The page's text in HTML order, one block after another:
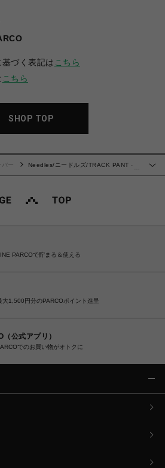
づく表記は こちら
こちら
SHOP TOP
…
バー
Needles/ニードルズ/TRACK PANT -
PARCOで貯まる＆使える
大1,500円分のPARCOポイント進呈
公式アプリ）
でのお買い物がオトクに